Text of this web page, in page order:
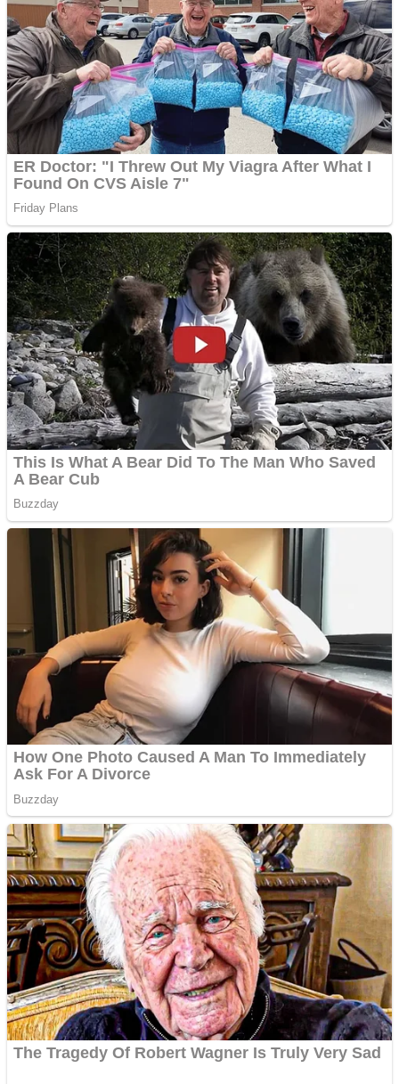
Vând domeniu+website
de publicitate de tip
Adsense
Pastorul Liviu Radu a
trecut la Domnul
Anchetă incendiară la
Gherla, polițist acuzat de
abuz în serviciu
Covid-19: 755 de cazuri
metale
Răcitor de apă CW5000
pentru freze cu laser fără
metale
Creez aplicatie
ANDROID pentru siteul
tau